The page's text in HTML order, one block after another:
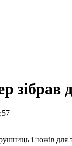
зібрав